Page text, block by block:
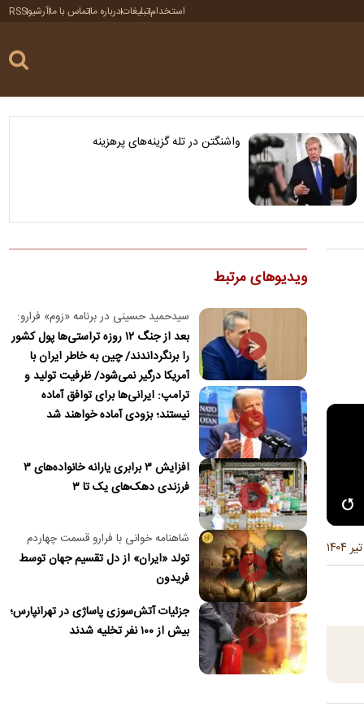
استخدامتبلیغاتدرباره ماتماس با ماآرشیوRSS
واشنگتن در تله گزینه‌های پرهزینه
ویدیوهای مرتبط
سیدحمید حسینی در برنامه «زوم» فرارو:
بعد از جنگ ۱۲ روزه تراستی‌ها پول کشور
را برنگرداندند/ چین به خاطر ایران با
آمریکا درگیر نمی‌شود/ ظرفیت تولید و
واردات بنزین کشور در جنگ آسیب دید/
حدود ۶۰ روز توانایی ذخیره نفت در
ترامپ: ایرانی‌ها برای توافق آماده
نیستند؛ بزودی آماده خواهند شد
افزایش ۳ برابری یارانه خانواده‌های ۳
فرزندی دهک‌های یک تا ۳
شاهنامه خوانی با فرارو قسمت چهاردم
تولد «ایران» از دل تقسیم جهان توسط
فریدون
جزئیات آتش‌سوزی پاساژی در تهرانپارس؛
بیش از ۱۰۰ نفر تخلیه شدند